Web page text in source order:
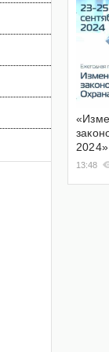
2024»
13:48